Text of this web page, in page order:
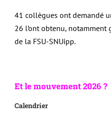
41 collègues ont demandé
26 l’ont obtenu, notamment
de la FSU-SNUipp.
Et le mouvement 2026 ?
Calendrier